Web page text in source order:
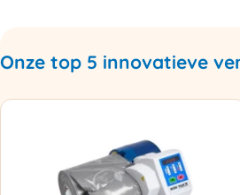
Onze top 5 innovatieve